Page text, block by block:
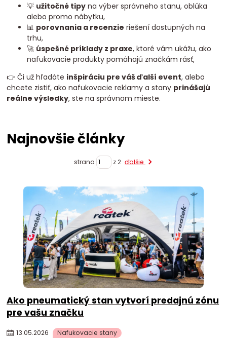
💡 užitočné tipy na výber správneho stanu, oblúka
alebo promo nábytku,
📊 porovnania a recenzie riešení dostupných na
trhu,
🚀 úspešné príklady z praxe, ktoré vám ukážu, ako
nafukovacie produkty pomáhajú značkám rásť,
👉 Či už hľadáte inšpiráciu pre váš ďalší event, alebo
chcete zistiť, ako nafukovacie reklamy a stany prinášajú
reálne výsledky, ste na správnom mieste.
Najnovšie články
strana z 2 ďalšie
Ako pneumatický stan vytvorí predajnú zónu
pre vašu značku
13.05.2026 Nafukovacie stany